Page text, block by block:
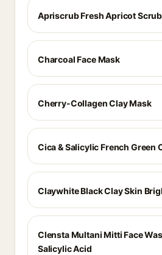
Apriscrub Fresh Apricot Scrub
Charcoal Face Mask
Cherry-Collagen Clay Mask
Cica & Salicylic French Green
Claywhite Black Clay Skin
Clensta Multani Mitti Face
Salicylic Acid